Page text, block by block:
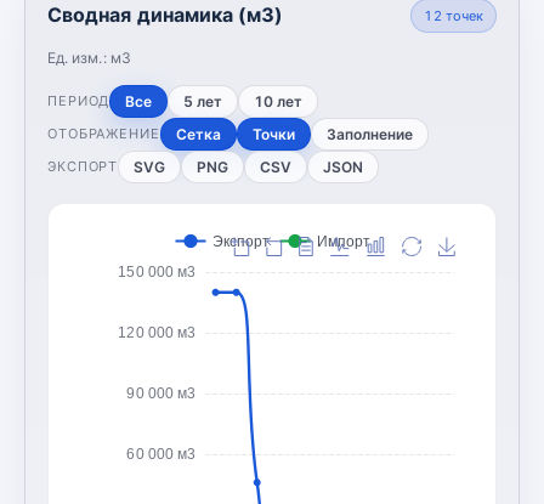
Сводная динамика (м3)
Ед. изм.: м3
12 точек
ПЕРИОД Все 5 лет 10 лет
ОТОБРАЖЕНИЕ Сетка Точки Заполнение
ЭКСПОРТ SVG PNG CSV JSON
60 000 м3
90 000 м3
120 000 м3
150 000 м3
Экспорт Импорт